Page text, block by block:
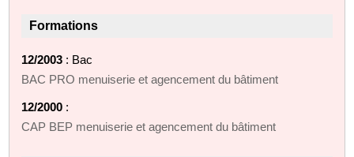
Formations
12/2003 : Bac
BAC PRO menuiserie et agencement du bâtiment
12/2000 :
CAP BEP menuiserie et agencement du bâtiment